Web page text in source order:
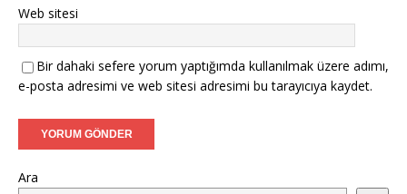
Web sitesi
Bir dahaki sefere yorum yaptığımda kullanılmak üzere adımı,
e-posta adresimi ve web sitesi adresimi bu tarayıcıya kaydet.
Ara